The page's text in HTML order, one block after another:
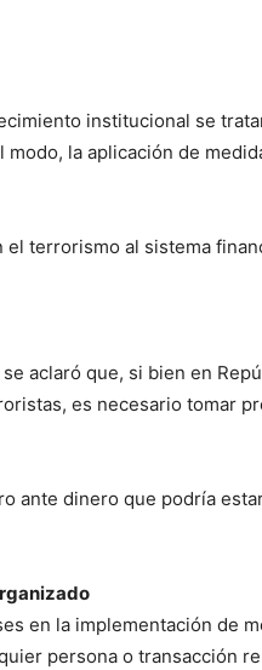
institucional se
la aplicación de
terrorismo al sistema
aclaró que, si bien en
es necesario tomar
ante dinero que podría
en la implementación de
persona o transacción